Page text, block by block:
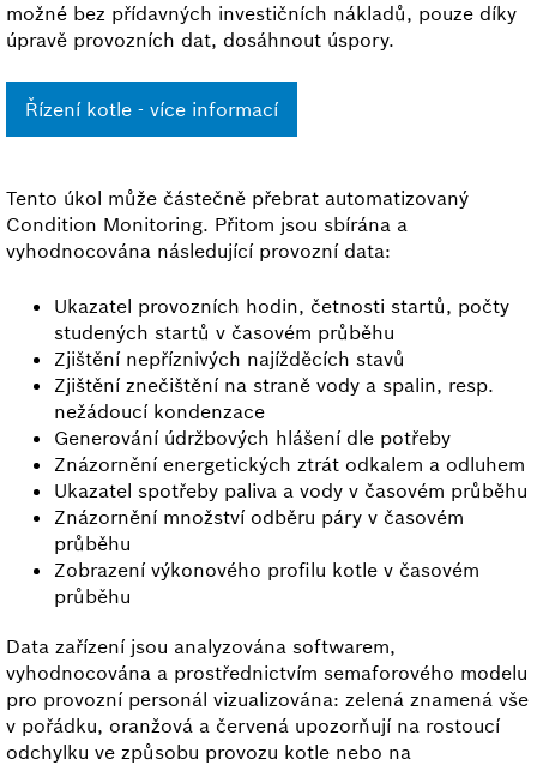
možné bez přídavných investičních nákladů, pouze díky
úpravě provozních dat, dosáhnout úspory.
Řízení kotle - více informací
Tento úkol může částečně přebrat automatizovaný
Condition Monitoring. Přitom jsou sbírána a
vyhodnocována následující provozní data:
Ukazatel provozních hodin, četnosti startů, počty
studených startů v časovém průběhu
Zjištění nepříznivých najížděcích stavů
Zjištění znečištění na straně vody a spalin, resp.
nežádoucí kondenzace
Generování údržbových hlášení dle potřeby
Znázornění energetických ztrát odkalem a odluhem
Ukazatel spotřeby paliva a vody v časovém průběhu
Znázornění množství odběru páry v časovém
průběhu
Zobrazení výkonového profilu kotle v časovém
průběhu
Data zařízení jsou analyzována softwarem,
vyhodnocována a prostřednictvím semaforového modelu
pro provozní personál vizualizována: zelená znamená vše
v pořádku, oranžová a červená upozorňují na rostoucí
odchylku ve způsobu provozu kotle nebo na